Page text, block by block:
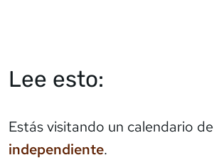
Lee esto:
Estás visitando un calendario
independiente.